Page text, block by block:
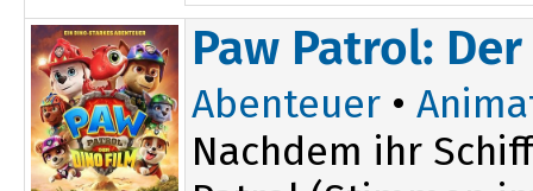
16:45
20:15
Paw Patrol:
Abenteuer •
Nachdem ihr